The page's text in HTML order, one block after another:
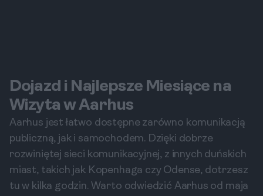
Dojazd i Najlepsze Miesiące na
Wizyta w Aarhus
Aarhus jest łatwo dostępne zarówno komunikacją
publiczną, jak i samochodem. Dzięki dobrze
rozwiniętej sieci komunikacyjnej, z innych duńskich
miast, takich jak Kopenhaga czy Odense, dotrzesz
tu w kilka godzin. Warto odwiedzić Aarhus od maja